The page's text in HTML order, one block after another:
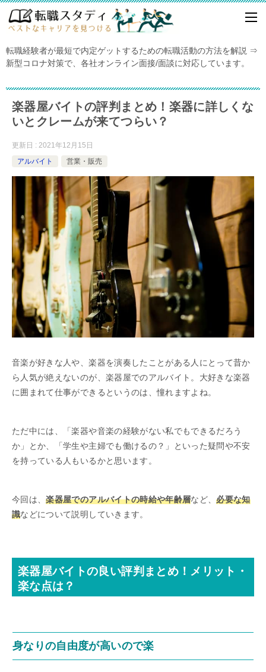
転職経験者が最短で内定ゲットするための転職活動の方法を解説 ⇒
新型コロナ対策で、各社オンライン面接/面談に対応しています。
楽器屋バイトの評判まとめ！楽器に詳しくな
いとクレームが来てつらい？
更新日 : 2021年12月15日
アルバイト
営業・販売
音楽が好きな人や、楽器を演奏したことがある人にとって昔か
ら人気が絶えないのが、楽器屋でのアルバイト。大好きな楽器
に囲まれて仕事ができるというのは、憧れますよね。
ただ中には、「楽器や音楽の経験がない私でもできるだろう
か」とか、「学生や主婦でも働けるの？」といった疑問や不安
を持っている人もいるかと思います。
今回は、楽器屋でのアルバイトの時給や年齢層など、必要な知
識などについて説明していきます。
楽器屋バイトの良い評判まとめ！メリット・
楽な点は？
身なりの自由度が高いので楽